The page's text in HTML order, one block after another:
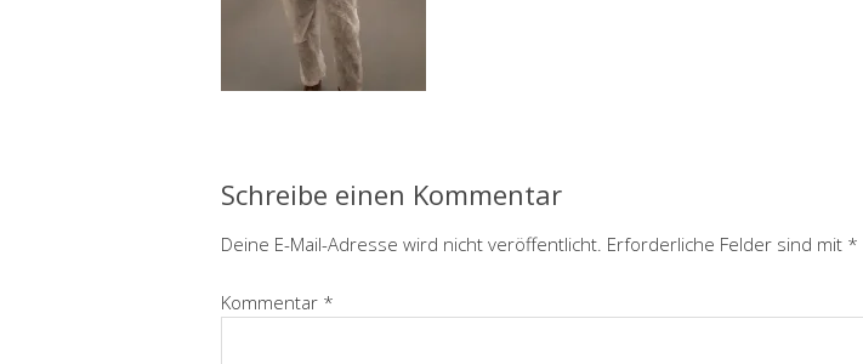
Schreibe einen Kommentar
Deine E-Mail-Adresse wird nicht veröffentlicht. Erforderliche Felder sind mit *
Kommentar *